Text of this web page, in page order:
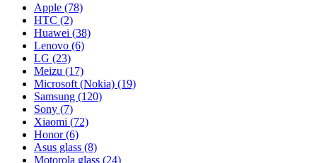
Apple (78)
HTC (2)
Huawei (38)
Lenovo (6)
LG (23)
Meizu (17)
Microsoft (Nokia) (19)
Samsung (120)
Sony (7)
Xiaomi (72)
Honor (6)
Asus glass (8)
Motorola glass (24)